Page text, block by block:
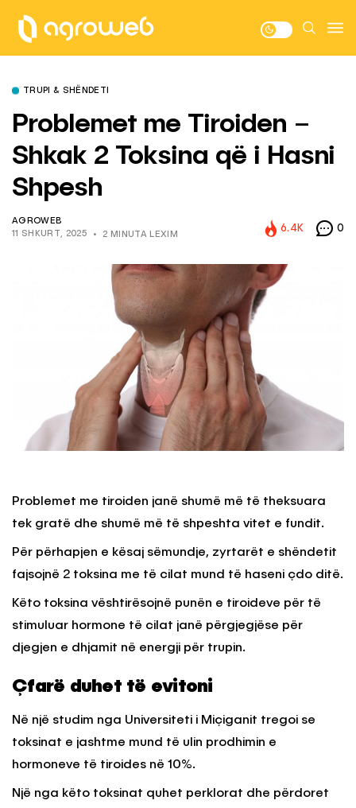
TRUPI & SHËNDETI
Problemet me Tiroiden –
Shkak 2 Toksina që i Hasni
Shpesh
AGROWEB
11 SHKURT, 2025
2 MINUTA LEXIM
6.4K 0
Problemet me tiroiden janë shumë më të theksuara
tek gratë dhe shumë më të shpeshta vitet e fundit.
Për përhapjen e kësaj sëmundje, zyrtarët e shëndetit
fajsojnë 2 toksina me të cilat mund të haseni çdo ditë.
Këto toksina vështirësojnë punën e tiroideve për të
stimuluar hormone të cilat janë përgjegjëse për
djegjen e dhjamit në energji për trupin.
Çfarë duhet të evitoni
Në një studim nga Universiteti i Miçiganit tregoi se
toksinat e jashtme mund të ulin prodhimin e
hormoneve të tiroides në 10%.
Një nga këto toksinat quhet perklorat dhe përdoret